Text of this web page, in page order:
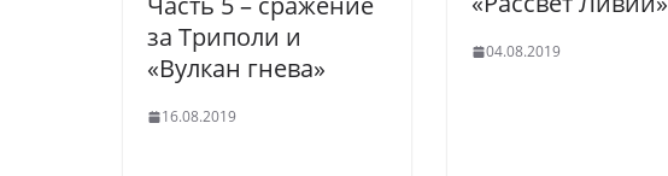
за Триполи и
«Вулкан гнева»
16.08.2019
04.08.2019